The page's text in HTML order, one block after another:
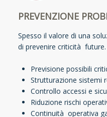
PREVENZIONE
Spesso il valore di una
di prevenire criticità future.
Previsione possibili
Strutturazione sistemi
Controllo accessi e
Riduzione rischi
Continuità operativa